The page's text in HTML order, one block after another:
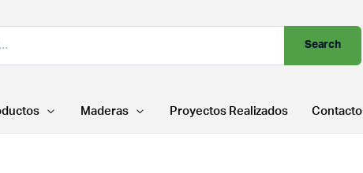
Search
Maderas Proyectos Realizados Contacto